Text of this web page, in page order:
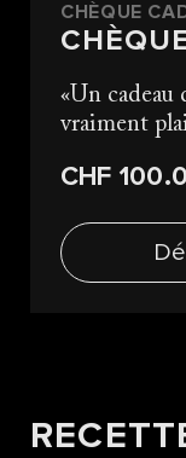
CHÈQUE
Un
vraiment
CHF